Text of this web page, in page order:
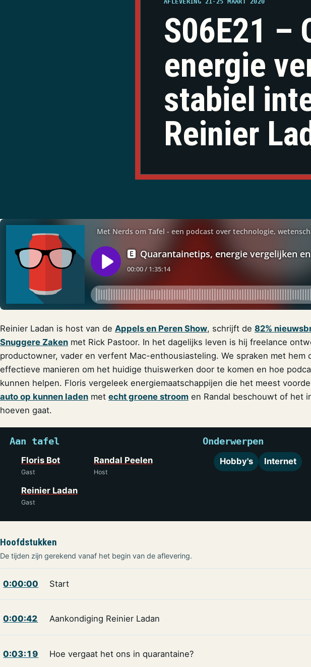
S06E21 –
energie
stabiel
Reinier
Reinier Ladan is host van de Appels en Peren Show, schrijft de 82%
Snuggere Zaken met Rick Pastoor. In het dagelijks leven is hij freelance
productowner, vader en verfent Mac-enthousiasteling. We spraken met hem
effectieve manieren om het huidige thuiswerken door te komen en hoe
kunnen helpen. Floris vergeleek energiemaatschappijen die het meest
auto op kunnen laden met echt groene stroom en Randal beschouwt of het
hoeven gaat.
Aan tafel
Floris Bot
Gast
Randal Peelen
Host
Reinier Ladan
Gast
Onderwerpen
Hobby's Internet
Hoofdstukken
De tijden zijn gerekend vanaf het begin van de aflevering.
0:00:00 Start
0:00:42 Aankondiging Reinier Ladan
0:03:19 Hoe vergaat het ons in quarantaine?